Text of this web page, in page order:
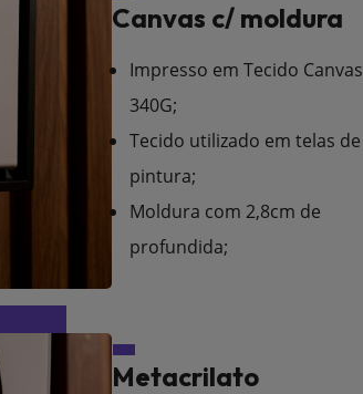
Canvas c/ moldura
Impresso em Tecido Canvas
340G;
Tecido utilizado em telas de
pintura;
Moldura com 2,8cm de
profundida;
Metacrilato